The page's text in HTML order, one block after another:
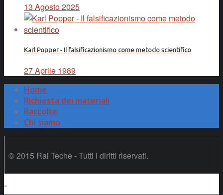
13 Agosto 2025
Karl Popper - Il falsificazionismo come metodo scientifico
27 Aprile 1989
Home
Richiesta dei materiali
Raccolte
Chi siamo
© 2015 Rai Teche - Tutti i diritti riservati.